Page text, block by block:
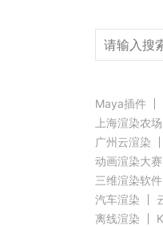
Maya插件
上海渲染农场
广州云渲染
动画渲染大赛
三维渲染软件
汽车渲染
离线渲染